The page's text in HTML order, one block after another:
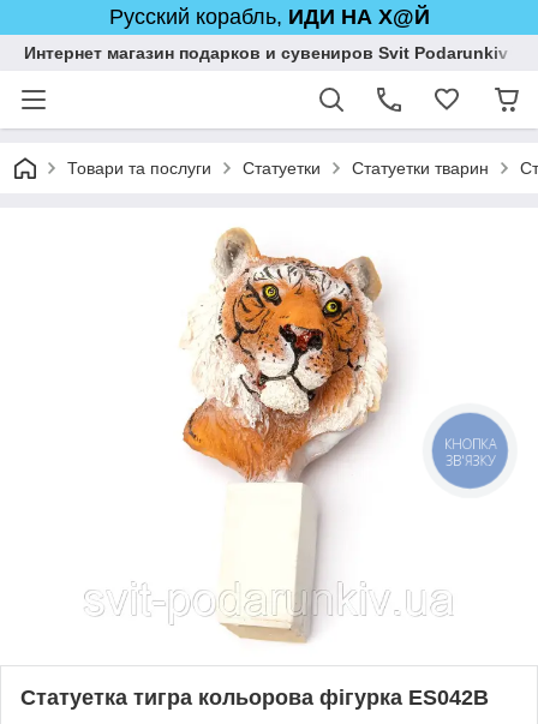
Русский корабль, ИДИ НА Х@Й
Интернет магазин подарков и сувениров Svit Podarunkiv
Товари та послуги Статуетки Статуетки тварин
Статуетка тигра кольорова фігурка ES042B
КНОПКА
ЗВ'ЯЗКУ